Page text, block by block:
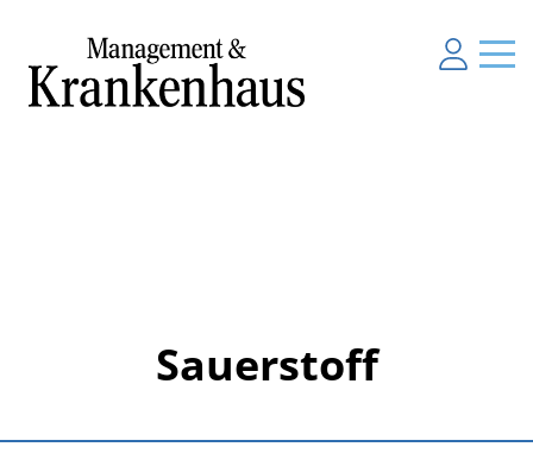
Sauerstoff